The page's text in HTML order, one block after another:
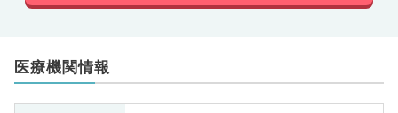
医療機関情報